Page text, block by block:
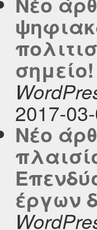
2017-
Νέο
έργων